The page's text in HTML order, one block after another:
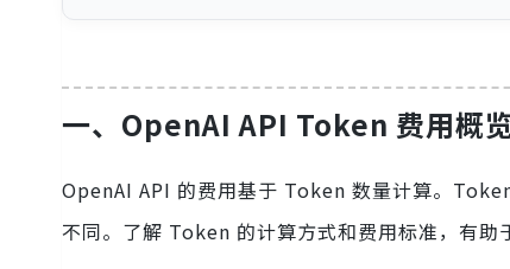
一、OpenAI API Token 费用概
OpenAI API 的费用基于 Token 数量计算。
不同。了解 Token 的计算方式和费用标准，有助